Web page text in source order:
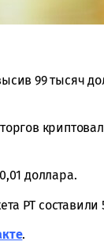
99 тысяч
доллара.
РТ составили
.